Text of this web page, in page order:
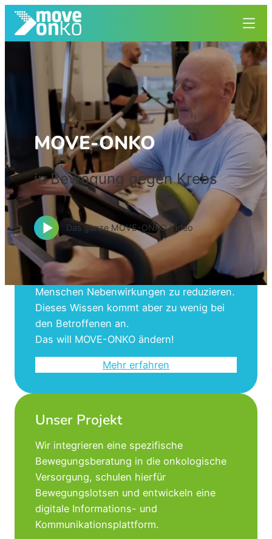
MOVE-ONKO
in Bewegung gegen Krebs
Das ganze MOVE-ONKO Video
Unsere Vision
Wir wissen: Bewegung hilft krebskranken
Menschen Nebenwirkungen zu reduzieren.
Dieses Wissen kommt aber zu wenig bei
den Betroffenen an.
Das will MOVE-ONKO ändern!
Mehr erfahren
Unser Projekt
Wir integrieren eine spezifische
Bewegungsberatung in die onkologische
Versorgung, schulen hierfür
Bewegungslotsen und entwickeln eine
digitale Informations- und
Kommunikationsplattform.